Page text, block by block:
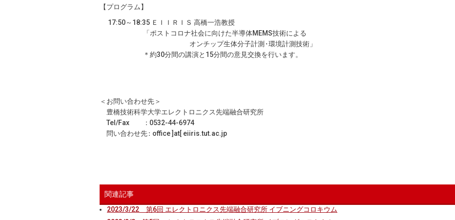
【プログラム】
17:50～18:35 ＥＩＩＲＩＳ 高橋一浩教授
「ポストコロナ社会に向けた半導体MEMS技術による
オンチップ生体分子計測 ・環境計測技術 」
＊約30分間の講演と15分間の意見交換を行います。
＜お問い合わせ先＞
豊橋技術科学大学エレクトロニクス先端融合研究所
Tel/Fax
： 0532-44-6974
問い合わせ先： office ]at[ eiiris.tut.ac.jp
関連記事
2023/3/22 第6回 エレクトロニクス先端融合研究所 イブニングコロキウム